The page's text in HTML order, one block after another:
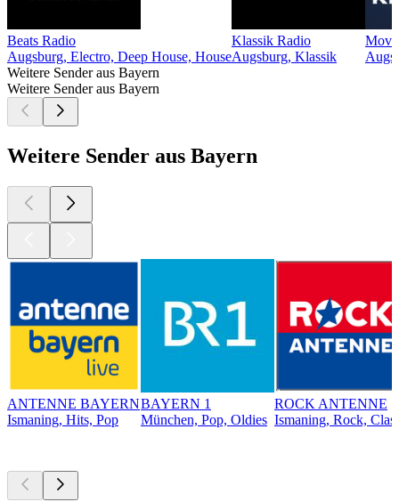
Beats Radio
Augsburg, Electro, Deep House, House
Klassik Radio
Augsburg, Klassik
Weitere Sender aus Bayern
Weitere Sender aus Bayern
Weitere Sender aus Bayern
ANTENNE BAYERN
Ismaning, Hits, Pop
BAYERN 1
München, Pop, Oldies
ROCK ANTENNE
Ismaning, Rock,